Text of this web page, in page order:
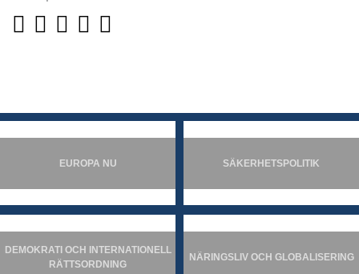
EUROPA NU SÄKERHETSPOLITIK
DEMOKRATI OCH INTERNATIONELL
RÄTTSORDNING
NÄRINGSLIV OCH GLOBALISERING